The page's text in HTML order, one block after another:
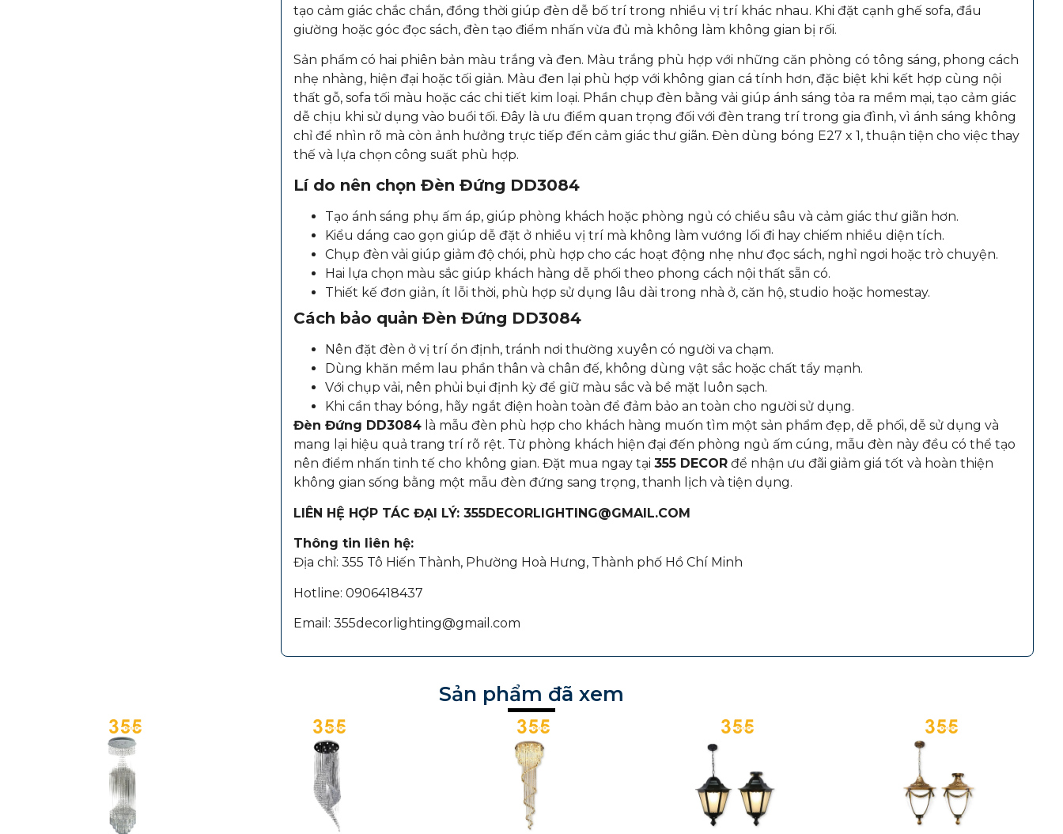
tạo cảm giác chắc chắn, đồng thời giúp đèn dễ bố trí trong nhiều vị trí khác nhau. Khi đặt cạnh ghế sofa, đầu
giường hoặc góc đọc sách, đèn tạo điểm nhấn vừa đủ mà không làm không gian bị rối.
Sản phẩm có hai phiên bản màu trắng và đen. Màu trắng phù hợp với những căn phòng có tông sáng, phong cách
nhẹ nhàng, hiện đại hoặc tối giản. Màu đen lại phù hợp với không gian cá tính hơn, đặc biệt khi kết hợp cùng nội
thất gỗ, sofa tối màu hoặc các chi tiết kim loại. Phần chụp đèn bằng vải giúp ánh sáng tỏa ra mềm mại, tạo cảm giác
dễ chịu khi sử dụng vào buổi tối. Đây là ưu điểm quan trọng đối với đèn trang trí trong gia đình, vì ánh sáng không
chỉ để nhìn rõ mà còn ảnh hưởng trực tiếp đến cảm giác thư giãn. Đèn dùng bóng E27 x 1, thuận tiện cho việc thay
thế và lựa chọn công suất phù hợp.
Lí do nên chọn Đèn Đứng DD3084
Tạo ánh sáng phụ ấm áp, giúp phòng khách hoặc phòng ngủ có chiều sâu và cảm giác thư giãn hơn.
Kiểu dáng cao gọn giúp dễ đặt ở nhiều vị trí mà không làm vướng lối đi hay chiếm nhiều diện tích.
Chụp đèn vải giúp giảm độ chói, phù hợp cho các hoạt động nhẹ như đọc sách, nghỉ ngơi hoặc trò chuyện.
Hai lựa chọn màu sắc giúp khách hàng dễ phối theo phong cách nội thất sẵn có.
Thiết kế đơn giản, ít lỗi thời, phù hợp sử dụng lâu dài trong nhà ở, căn hộ, studio hoặc homestay.
Cách bảo quản Đèn Đứng DD3084
Nên đặt đèn ở vị trí ổn định, tránh nơi thường xuyên có người va chạm.
Dùng khăn mềm lau phần thân và chân đế, không dùng vật sắc hoặc chất tẩy mạnh.
Với chụp vải, nên phủi bụi định kỳ để giữ màu sắc và bề mặt luôn sạch.
Khi cần thay bóng, hãy ngắt điện hoàn toàn để đảm bảo an toàn cho người sử dụng.
Đèn Đứng DD3084là mẫu đèn phù hợp cho khách hàng muốn tìm một sản phẩm đẹp, dễ phối, dễ sử dụng và
mang lại hiệu quả trang trí rõ rệt. Từ phòng khách hiện đại đến phòng ngủ ấm cúng, mẫu đèn này đều có thể tạo
nên điểm nhấn tinh tế cho không gian. Đặt mua ngay tại 355 DECORđể nhận ưu đãi giảm giá tốt và hoàn thiện
không gian sống bằng một mẫu đèn đứng sang trọng, thanh lịch và tiện dụng.
LIÊN HỆ HỢP TÁC ĐẠI LÝ: 355DECORLIGHTING@GMAIL.COM
Thông tin liên hệ:
Địa chỉ: 355 Tô Hiến Thành, Phường Hoà Hưng, Thành phố Hồ Chí Minh
Hotline: 0906418437
Email: 355decorlighting@gmail.com
Sản phẩm đã xem